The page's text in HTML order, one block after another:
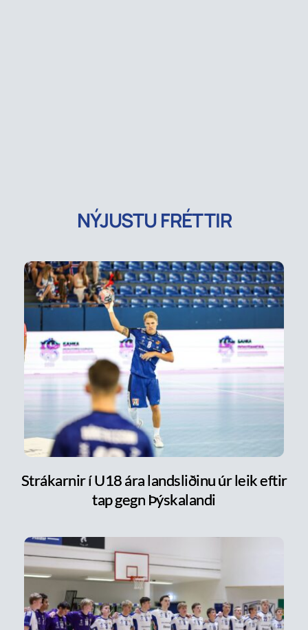
NÝJUSTU FRÉTTIR
Strákarnir í U18 ára landsliðinu úr leik eftir
tap gegn Þýskalandi